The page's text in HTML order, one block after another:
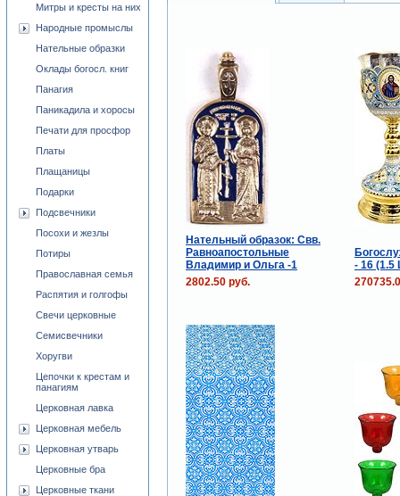
Нательный образок: Свв.
Равноапостольные
Владимир и Ольга -1
- 16 (1.5
2802.50 руб.
Митры и кресты на них
Народные промыслы
Нательные образки
Оклады богосл. книг
Панагия
Паникадила и хоросы
Печати для просфор
Платы
Плащаницы
Подарки
Подсвечники
Посохи и жезлы
Потиры
Православная семья
Распятия и голгофы
Свечи церковные
Семисвечники
Хоругви
Цепочки к крестам и
панагиям
Церковная лавка
Церковная мебель
Церковная утварь
Церковные бра
Церковные ткани